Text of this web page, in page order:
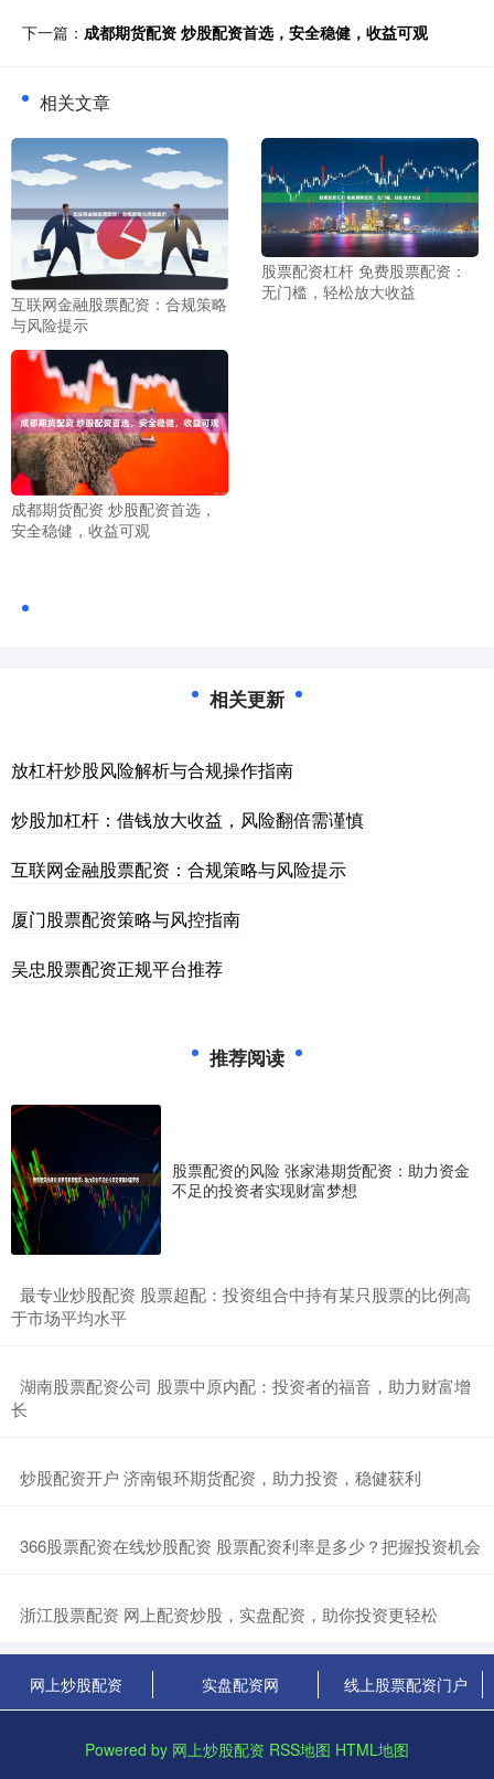
下一篇： 成都期货配资 炒股配资首选，安全稳健，收益可观
相关文章
互联网金融股票配资：合规策略
与风险提示
股票配资杠杆 免费股票配资：
无门槛，轻松放大收益
成都期货配资 炒股配资首选，
安全稳健，收益可观
相关更新
放杠杆炒股风险解析与合规操作指南
炒股加杠杆：借钱放大收益，风险翻倍需谨慎
互联网金融股票配资：合规策略与风险提示
厦门股票配资策略与风控指南
吴忠股票配资正规平台推荐
推荐阅读
股票配资的风险 张家港期货配资：助力资金
不足的投资者实现财富梦想
​最专业炒股配资 股票超配：投资组合中持有某只股票的比例高
于市场平均水平
​湖南股票配资公司 股票中原内配：投资者的福音，助力财富增
长
​炒股配资开户 济南银环期货配资，助力投资，稳健获利
​366股票配资在线炒股配资 股票配资利率是多少？把握投资机会
​浙江股票配资 网上配资炒股，实盘配资，助你投资更轻松
网上炒股配资 实盘配资网 线上股票配资门户
Powered by 网上炒股配资 RSS地图 HTML地图